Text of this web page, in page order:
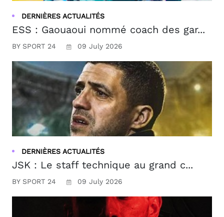
DERNIÈRES ACTUALITÉS
ESS : Gaouaoui nommé coach des gar...
BY SPORT 24 09 July 2026
DERNIÈRES ACTUALITÉS
JSK : Le staff technique au grand c...
BY SPORT 24 09 July 2026